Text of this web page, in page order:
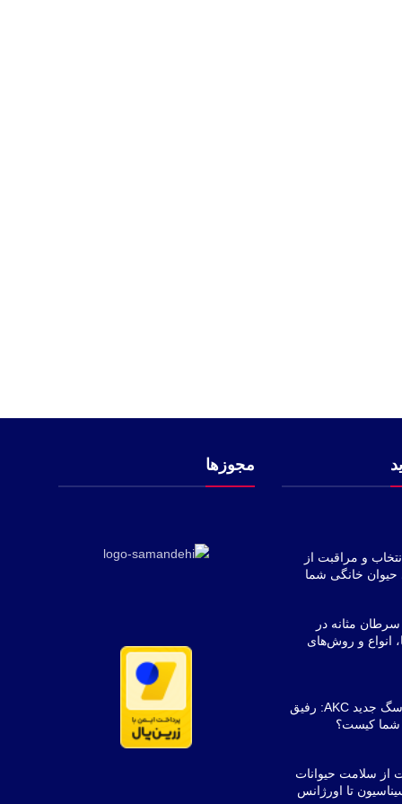
مجوزها
و مراقبت از
خانگی شما
مثانه در
انواع و روش‌های
معرفی 3 نژاد سگ جدید AKC: رفیق
شما کیست؟
از سلامت حیوانات
تا اورژانس